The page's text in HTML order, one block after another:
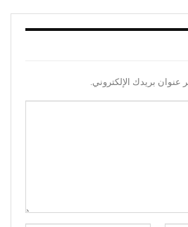
عنوان بريدك الإلكتروني.